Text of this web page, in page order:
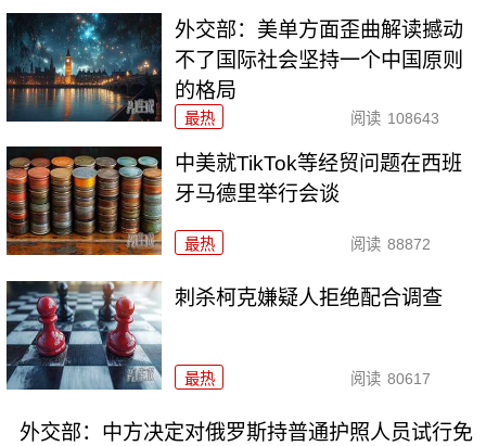
外交部：美单方面歪曲解读撼动
不了国际社会坚持一个中国原则
的格局
最热 阅读 108643
中美就TikTok等经贸问题在西班
牙马德里举行会谈
最热 阅读 88872
刺杀柯克嫌疑人拒绝配合调查
最热 阅读 80617
外交部：中方决定对俄罗斯持普通护照人员试行免